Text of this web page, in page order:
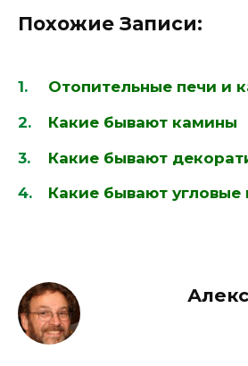
Похожие Записи:
Отопительные печи и
Какие бывают камины
Какие бывают
Какие бывают угловые